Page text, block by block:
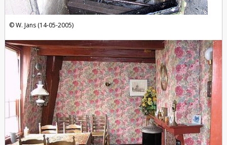
W. Jans (14-05-2005)